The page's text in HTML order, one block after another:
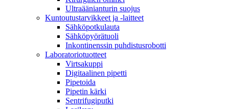
Ultraäänianturin suojus
Kuntoutustarvikkeet ja -laitteet
Sähköpotkulauta
Sähköpyörätuoli
Inkontinenssin puhdistusrobotti
Laboratoriotuotteet
Virtsakuppi
Digitaalinen pipetti
Pipetoida
Pipetin kärki
Sentrifugiputki